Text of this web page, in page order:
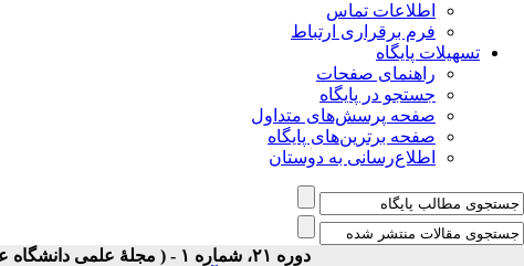
اطلاعات تماس
فرم برقراری ارتباط
تسهیلات پایگاه
راهنمای صفحات
جستجو در پایگاه
صفحه پرسش‌های متداول
صفحه برترین‌های پایگاه
اطلاع‌رسانی به دوستان
دوره ۲۱، شماره ۱ - ( مجلۀ علمی دانشگاه علوم پزشکی همدان-بهار ۱۳۹۳ )